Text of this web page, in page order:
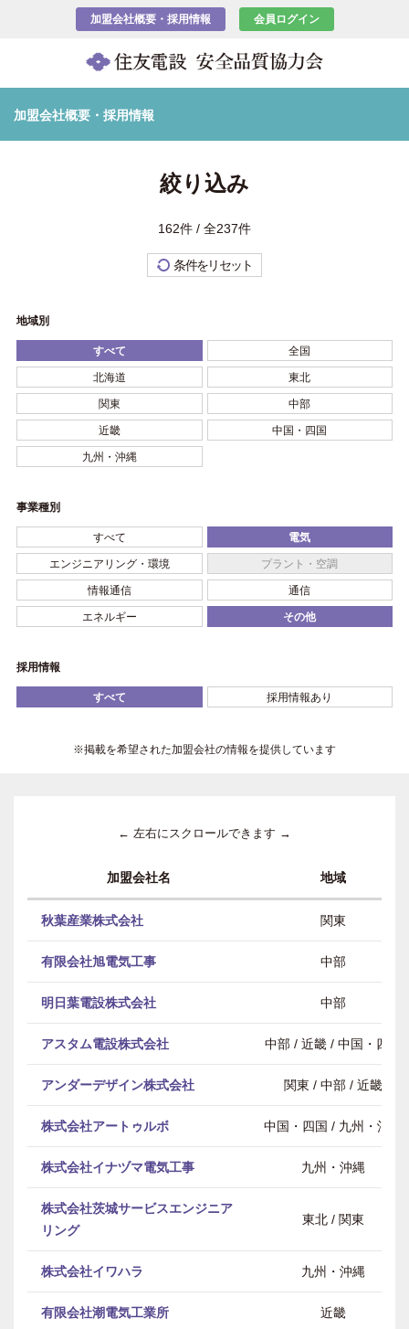
加盟会社概要・採用情報 会員ログイン
加盟会社概要・採用情報
絞り込み
162件 / 全237件
条件をリセット
地域別
すべて 全国
北海道 東北
関東 中部
近畿 中国・四国
九州・沖縄
事業種別
すべて 電気
エンジニアリング・環境 プラント・空調
情報通信 通信
エネルギー その他
採用情報
すべて 採用情報あり
※掲載を希望された加盟会社の情報を提供しています
← 左右にスクロールできます →
加盟会社名 地域
秋葉産業株式会社 関東
有限会社旭電気工事 中部
明日葉電設株式会社 中部
アスタム電設株式会社 中部 / 近畿 / 中国・四国
アンダーデザイン株式会社 関東 / 中部 / 近畿
株式会社アートゥルボ 中国・四国 / 九州・沖縄
株式会社イナヅマ電気工事 九州・沖縄
株式会社茨城サービスエンジニア
リング
東北 / 関東
株式会社イワハラ 九州・沖縄
有限会社潮電気工業所 近畿